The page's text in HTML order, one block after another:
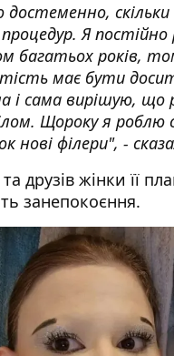
достеменно,
Я постійно
багатьох років,
має бути
і сама вирішую, що
Щороку я роблю
нові філери", -
друзів жінки її
занепокоєння.